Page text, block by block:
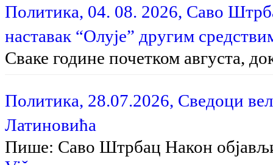
Политика, 04. 08. 2026, Саво
наставак “Олује” другим
Сваке године почетком августа,
Политика, 28.07.2026, Сведоци
Латиновића
Пише: Саво Штрбац На­кон